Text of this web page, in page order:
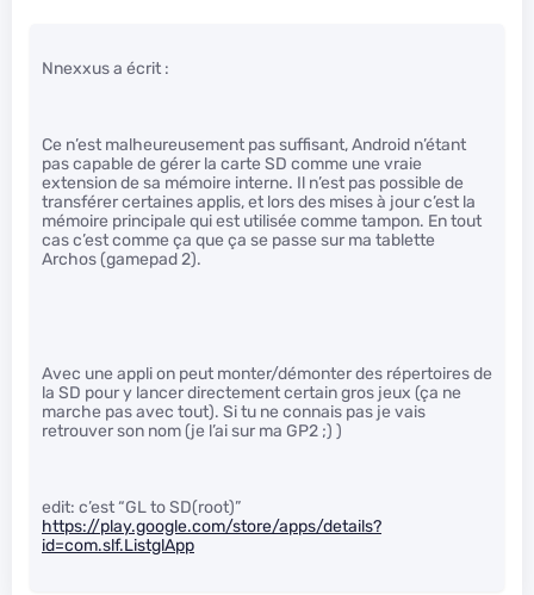
Nnexxus a écrit :
Ce n’est malheureusement pas suffisant, Android n’étant
pas capable de gérer la carte SD comme une vraie
extension de sa mémoire interne. Il n’est pas possible de
transférer certaines applis, et lors des mises à jour c’est la
mémoire principale qui est utilisée comme tampon. En tout
cas c’est comme ça que ça se passe sur ma tablette
Archos (gamepad 2).
Avec une appli on peut monter/démonter des répertoires de
la SD pour y lancer directement certain gros jeux (ça ne
marche pas avec tout). Si tu ne connais pas je vais
retrouver son nom (je l’ai sur ma GP2 ;) )
edit: c’est “GL to SD(root)”
https://play.google.com/store/apps/details?
id=com.slf.ListglApp